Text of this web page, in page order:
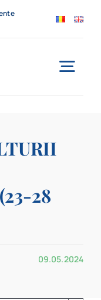
28
09.05.2024